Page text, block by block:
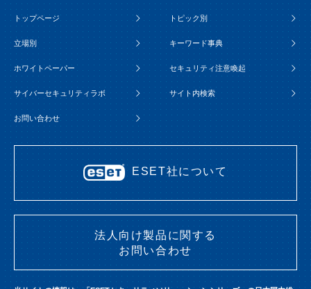
トップページ トピック別
立場別 キーワード事典
ホワイトペーパー セキュリティ注意喚起
サイバーセキュリティラボ サイト内検索
お問い合わせ
ESET社について
法人向け製品に関する
お問い合わせ